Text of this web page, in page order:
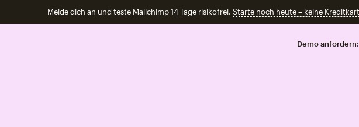
Melde dich an und teste Mailchimp 14 Tage risikofrei. Starte noch heute – keine
Demo anfordern: